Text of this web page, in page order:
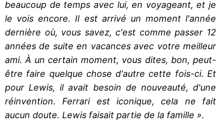
beaucoup de temps avec lui, en voyageant, et je
le vois encore. Il est arrivé un moment l'année
dernière où, vous savez, c'est comme passer 12
années de suite en vacances avec votre meilleur
ami. À un certain moment, vous dites, bon, peut-
être faire quelque chose d'autre cette fois-ci. Et
pour Lewis, il avait besoin de nouveauté, d'une
réinvention. Ferrari est iconique, cela ne fait
aucun doute. Lewis faisait partie de la famille ».